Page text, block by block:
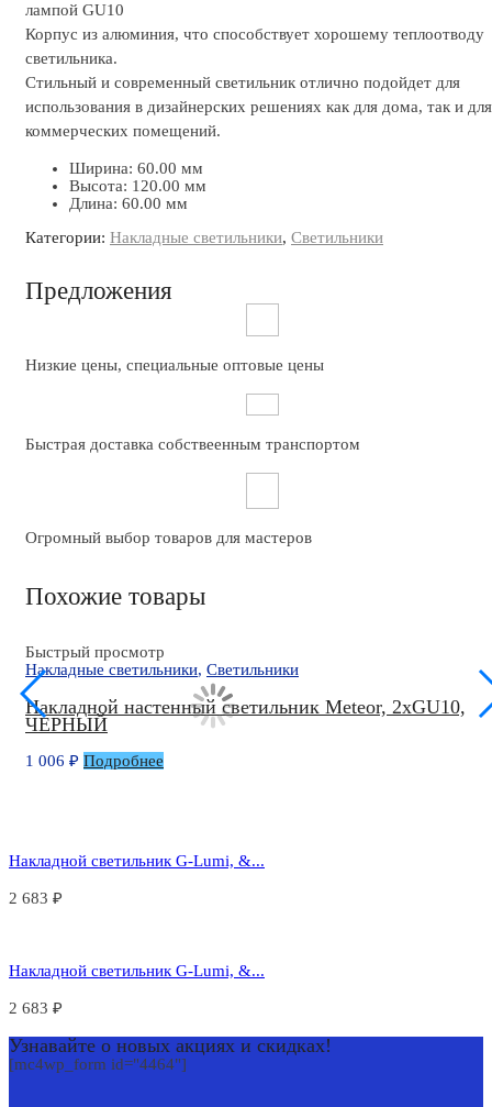
лампой GU10
Корпус из алюминия, что способствует хорошему теплоотводу
светильника.
Стильный и современный светильник отлично подойдет для
использования в дизайнерских решениях как для дома, так и для
коммерческих помещений.
Ширина: 60.00 мм
Высота: 120.00 мм
Длина: 60.00 мм
Категории: Накладные светильники, Светильники
Предложения
Низкие цены, специальные оптовые цены
Быстрая доставка собствеенным транспортом
Огромный выбор товаров для мастеров
Похожие товары
Быстрый просмотр
Накладные светильники, Светильники
Накладной настенный светильник Meteor, 2xGU10,
ЧЕРНЫЙ
1 006 ₽ Подробнее
Накладной светильник G-Lumi, &...
2 683 ₽
Накладной светильник G-Lumi, &...
2 683 ₽
Узнавайте о новых акциях и скидках!
[mc4wp_form id="4464"]